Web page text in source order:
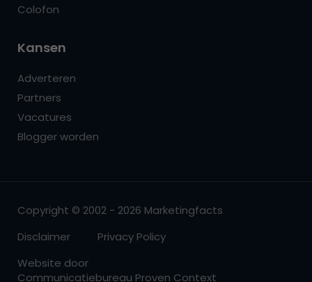
Colofon
Kansen
Adverteren
Partners
Vacatures
Blogger worden
Copyright © 2002 - 2026 Marketingfacts
Disclaimer
Privacy Policy
Website door
Communicatiebureau Proven Context